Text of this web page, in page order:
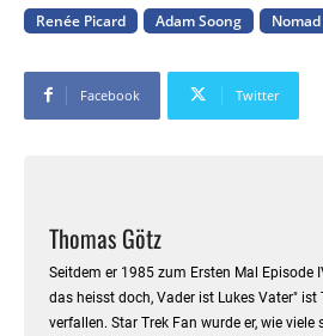
Renée Picard Adam Soong Nomad
Facebook Twitter
Thomas Götz
Seitdem er 1985 zum Ersten Mal Episode
das heisst doch, Vader ist Lukes Vater" ist
verfallen. Star Trek Fan wurde er, wie